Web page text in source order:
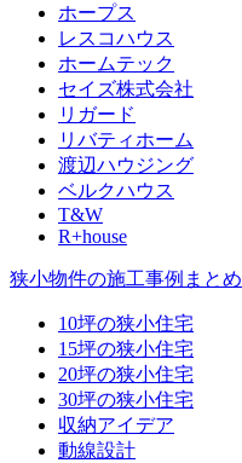
ホープス
レスコハウス
ホームテック
セイズ株式会社
リガード
リバティホーム
渡辺ハウジング
ベルクハウス
T&W
R+house
狭小物件の施工事例まとめ
10坪の狭小住宅
15坪の狭小住宅
20坪の狭小住宅
30坪の狭小住宅
収納アイデア
動線設計